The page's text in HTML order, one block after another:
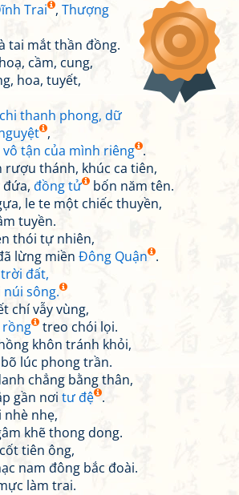
Trai , Thượng
tai mắt thần đồng.
cầm, cung,
hoa, tuyết,
thanh phong, dữ
,
tận của mình riêng .
rượu thánh, khúc ca tiên,
đứa, đồng tử
bốn năm tên.
le te một chiếc thuyền,
tuyền.
thói tự nhiên,
lừng miền Đông Quận .
đất,
núi sông.
chí vẫy vùng,
rồng
treo chói lọi.
khôn tránh khỏi,
lúc phong trần.
chẳng bằng thân,
gần nơi tư đệ .
nhè nhẹ,
khẽ thong dong.
tiên ông,
nam đông bắc đoài.
làm trai.